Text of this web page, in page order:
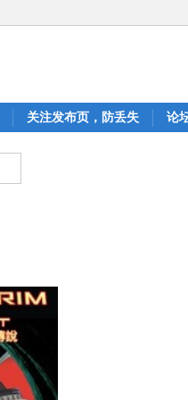
关注发布页，防丢失 论